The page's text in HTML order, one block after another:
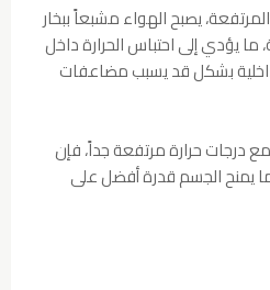
يصبح الهواء مشبعاً ببخار
ما يؤدي إلى احتباس الحرارة داخل
بشكل قد يسبب مضاعفات
درجات حرارة مرتفعة جداً، فإن
يمنح الجسم قدرة أفضل على